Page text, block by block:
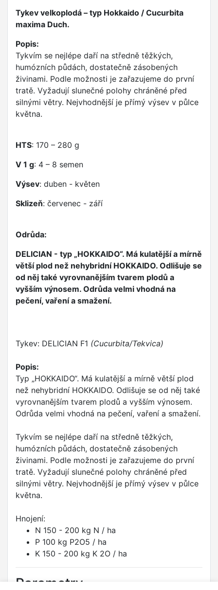
Tykev velkoplodá – typ Hokkaido / Cucurbita
maxima Duch.
Popis:
Tykvím se nejlépe daří na středně těžkých,
humózních půdách, dostatečně zásobených
živinami. Podle možnosti je zařazujeme do první
tratě. Vyžadují slunečné polohy chráněné před
silnými větry. Nejvhodnější je přímý výsev v půlce
května.
HTS: 170 – 280 g
V 1 g: 4 – 8 semen
Výsev: duben - květen
Sklizeň: červenec - září
Odrůda:
DELICIAN - typ „HOKKAIDO“. Má kulatější a mírně
větší plod než nehybridní HOKKAIDO. Odlišuje se
od něj také vyrovnanějším tvarem plodů a
vyšším výnosem. Odrůda velmi vhodná na
pečení, vaření a smažení.
Tykev: DELICIAN F1 (Cucurbita/Tekvica)
Popis:
Typ „HOKKAIDO“. Má kulatější a mírně větší plod
než nehybridní HOKKAIDO. Odlišuje se od něj také
vyrovnanějším tvarem plodů a vyšším výnosem.
Odrůda velmi vhodná na pečení, vaření a smažení.
Tykvím se nejlépe daří na středně těžkých,
humózních půdách, dostatečně zásobených
živinami. Podle možnosti je zařazujeme do první
tratě. Vyžadují slunečné polohy chráněné před
silnými větry. Nejvhodnější je přímý výsev v půlce
května.
Hnojení:
N 150 - 200 kg N / ha
P 100 kg P2O5 / ha
K 150 - 200 kg K 2O / ha
Parametry